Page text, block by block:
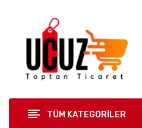
TÜM KATEGORİLER